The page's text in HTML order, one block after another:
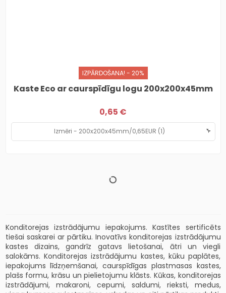
IZPĀRDOŠANA! - 20%
Kaste Eco ar caurspīdīgu logu 200x200x45mm
0,65 €
Konditorejas izstrādājumu iepakojums. Kastītes sertificēts
tiešai saskarei ar pārtiku. Inovatīvs konditorejas izstrādājumu
kastes dizains, gandrīz gatavs lietošanai, ātri un viegli
salokāms. Konditorejas izstrādājumu kastes, kūku paplātes,
iepakojums līdzņemšanai, caurspīdīgas plastmasas kastes,
plašs formu, krāsu un pielietojumu klāsts. Kūkas, konditorejas
izstrādājumi, makaroni, cepumi, saldumi, rieksti, medus,